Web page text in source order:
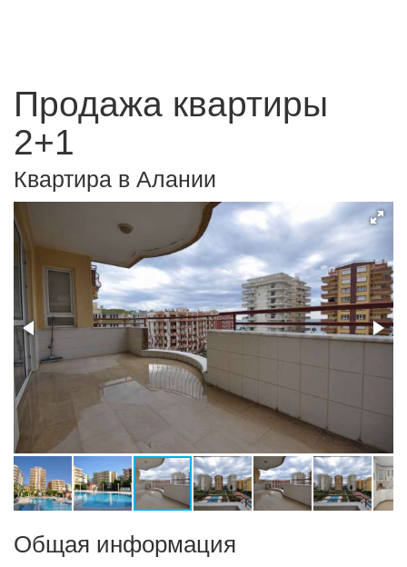
Продажа квартиры
2+1
Квартира в Алании
Общая информация